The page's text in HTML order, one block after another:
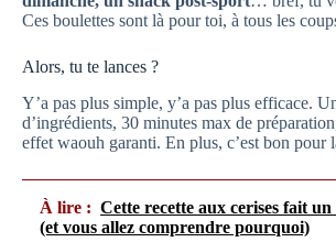
Ces boulettes sont là pour toi, à tous les
Alors, tu te lances ?
Y’a pas plus simple, y’a pas plus efficace.
d’ingrédients, 30 minutes max de
effet waouh garanti. En plus, c’est bon pour
À lire : Cette recette aux cerises fait
(et vous allez comprendre pourquoi)